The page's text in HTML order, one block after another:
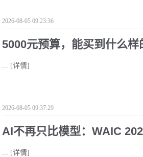
2026-08-05 09:23:36
5000元预算，能买到什么样
... [详情]
2026-08-05 09:37:29
AI不再只比模型：WAIC
... [详情]